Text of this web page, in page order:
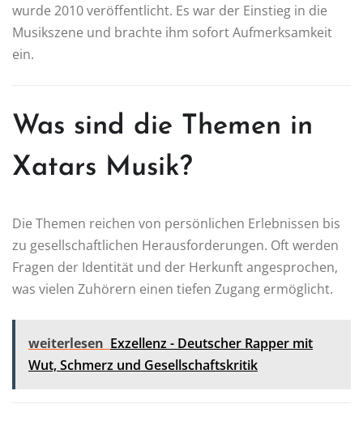
wurde 2010 veröffentlicht. Es war der Einstieg in die
Musikszene und brachte ihm sofort Aufmerksamkeit
ein.
Was sind die Themen in
Xatars Musik?
Die Themen reichen von persönlichen Erlebnissen bis
zu gesellschaftlichen Herausforderungen. Oft werden
Fragen der Identität und der Herkunft angesprochen,
was vielen Zuhörern einen tiefen Zugang ermöglicht.
weiterlesen Exzellenz - Deutscher Rapper mit
Wut, Schmerz und Gesellschaftskritik